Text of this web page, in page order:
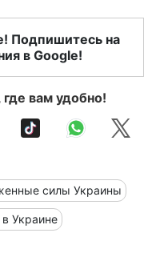
Подпишитесь на
в Google!
вам удобно!
силы Украины
Украине